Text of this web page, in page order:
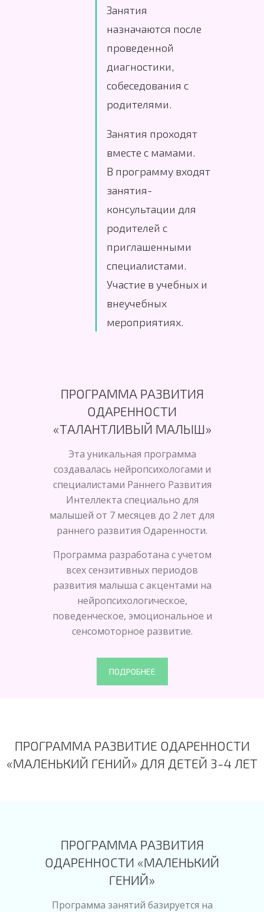
Занятия
назначаются после
проведенной
диагностики,
собеседования с
родителями.
Занятия проходят
вместе с мамами.
В программу входят
занятия-
консультации для
родителей с
приглашенными
специалистами.
Участие в учебных и
внеучебных
мероприятиях.
ПРОГРАММА РАЗВИТИЯ
ОДАРЕННОСТИ
«ТАЛАНТЛИВЫЙ МАЛЫШ»
Эта уникальная программа
создавалась нейропсихологами и
специалистами Раннего Развития
Интеллекта специально для
малышей от 7 месяцев до 2 лет для
раннего развития Одаренности.
Программа разработана с учетом
всех сензитивных периодов
развития малыша с акцентами на
нейропсихологическое,
поведенческое, эмоциональное и
сенсомоторное развитие.
ПОДРОБНЕЕ
ПРОГРАММА РАЗВИТИЕ ОДАРЕННОСТИ
«МАЛЕНЬКИЙ ГЕНИЙ» ДЛЯ ДЕТЕЙ 3-4 ЛЕТ
ПРОГРАММА РАЗВИТИЯ
ОДАРЕННОСТИ «МАЛЕНЬКИЙ
ГЕНИЙ»
Программа занятий базируется на